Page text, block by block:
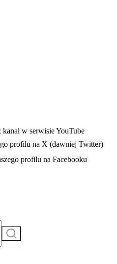
karcie
nowej karciew serwisie YouTube
profilu na X (dawniej Twitter)
w nowej karcieprofilu na Facebooku
Szukaj
serwisu